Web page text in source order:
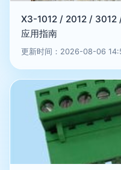
X3-1012 / 2012 / 3012
应用指南
更新时间：2026-08-06